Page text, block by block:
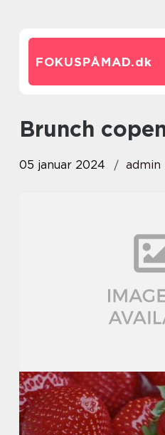
FOKUSPÅMAD.dk
brunch
05 januar 2024 admin